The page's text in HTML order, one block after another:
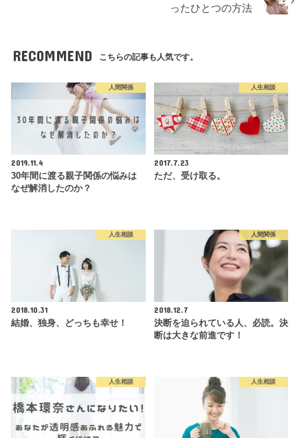
ったひとつの方法
RECOMMEND こちらの記事も人気です。
人間関係
2019.11.4
30年間に渡る親子関係の悩みは
なぜ解消したのか？
人生相談
2017.7.23
ただ、受け取る。
人生相談
2018.10.31
結婚、独身、どっちも幸せ！
人間関係
2018.12.7
決断を迫られている人、必読。決
断は大きな前進です！
人生相談 人生相談